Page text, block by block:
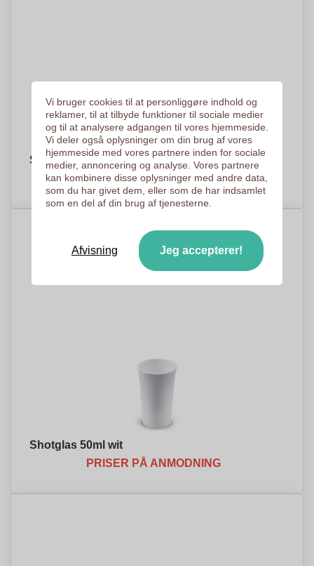
Shotglas 25ml
PRISER PÅ ANMODNING
Shotglas 50ml wit
PRISER PÅ ANMODNING
Vi bruger cookies til at personliggøre indhold og
reklamer, til at tilbyde funktioner til sociale medier
og til at analysere adgangen til vores hjemmeside.
Vi deler også oplysninger om din brug af vores
hjemmeside med vores partnere inden for sociale
medier, annoncering og analyse. Vores partnere
kan kombinere disse oplysninger med andre data,
som du har givet dem, eller som de har indsamlet
som en del af din brug af tjenesterne.
Afvisning Jeg accepterer!